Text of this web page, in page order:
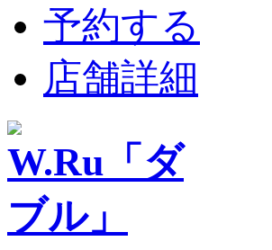
予約する
店舗詳細